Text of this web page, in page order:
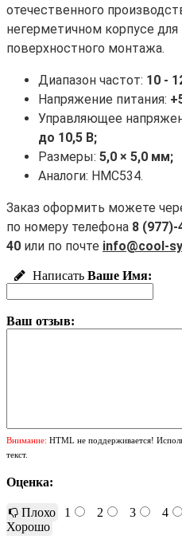
отечественного
негерметичном корпусе для
поверхностного монтажа.
Диапазон частот: 10 -
Напряжение питания:
Управляющее
до 10,5 В;
Размеры: 5,0 × 5,0 мм;
Аналоги: HMC534.
Заказ оформить можете
по номеру телефона 8 (977)-
40 или по почте info@cool-
Написать Ваше Имя:
Ваш отзыв:
Внимание: HTML не поддерживается!
текст.
Оценка:
Плохо 1 2 3 4
Хорошо